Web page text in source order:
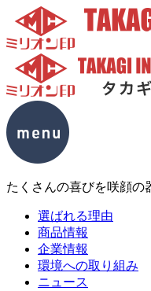
たくさんの喜びを咲顔の
選ばれる理由
商品情報
企業情報
環境への取り組み
ニュース